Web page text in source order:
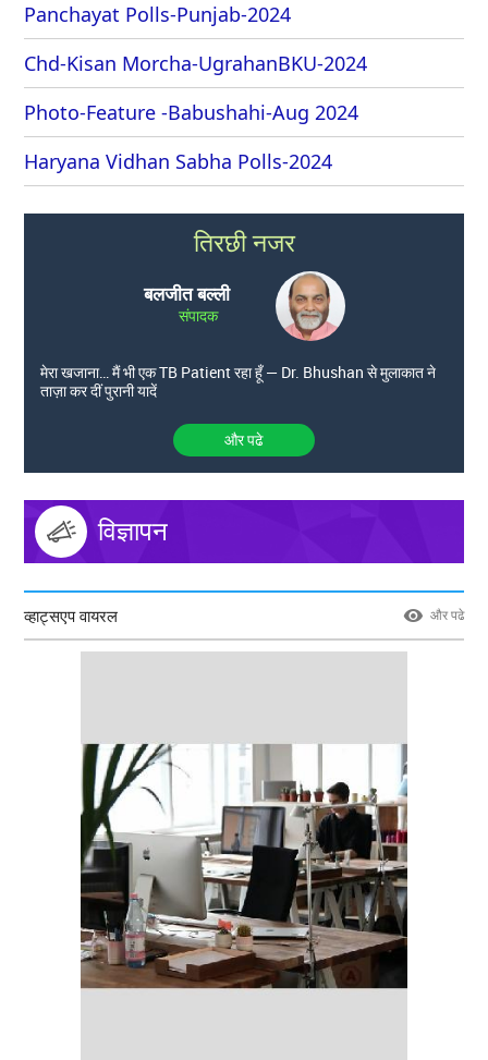
Panchayat Polls-Punjab-2024
Chd-Kisan Morcha-UgrahanBKU-2024
Photo-Feature -Babushahi-Aug 2024
Haryana Vidhan Sabha Polls-2024
तिरछी नजर
बलजीत बल्ली
संपादक
मेरा खजाना… मैं भी एक TB Patient रहा हूँ — Dr. Bhushan से मुलाकात ने
ताज़ा कर दीं पुरानी यादें
और पढे
विज्ञापन
व्हाट्सएप वायरल और पढे